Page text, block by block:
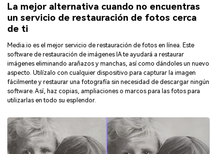
La mejor alternativa cuando no encuentras
un servicio de restauración de fotos cerca
de ti
Media.io es el mejor servicio de restauración de fotos en línea. Este
software de restauración de imágenes IA te ayudará a restaurar
imágenes eliminando arañazos y manchas, así como dándoles un nuevo
aspecto. Utilízalo con cualquier dispositivo para capturar la imagen
fácilmente y restaurar una fotografía sin necesidad de descargar ningún
software. Así, haz copias, ampliaciones o marcos para las fotos para
utilizarlas en todo su esplendor.